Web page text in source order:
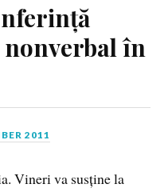
în
2011
Vineri va susține la